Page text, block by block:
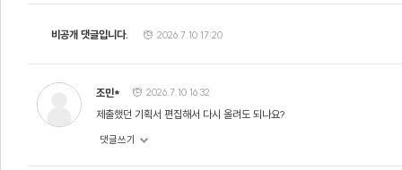
비공개 댓글입니다. 2026.7.10 17:20
조민* 2026.7.10 16:32
제출했던 기획서 편집해서 다시 올려도 되나요?
댓글쓰기